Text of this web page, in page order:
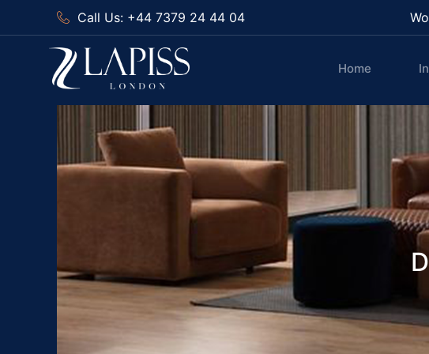
Call Us: +44 7379 24 44 04
Home